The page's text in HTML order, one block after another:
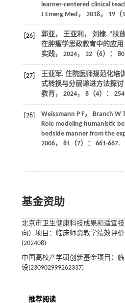
learner-centered clinical
J Emerg Med ， 2018， 19（
[26]
郭亚， 王亚利， 刘棣. “扶
在肿瘤学思政教育中的应用
实践， 2024， 32（6）：
[27]
王亚军. 住院医师规范化培
式转换与分层递进方法探讨
教育 ， 2024， 8（4）：
[28] Weissmann P F， Branch W
Role modeling humanistic
bedside manner from the
2006， 81（7）： 661-667.
基金资助
北京市卫生健康科技成果和适宜
向）项目：临床师资教学绩效评
(202408)
中国高校产学研创新基金项目：
设(230902999262337)